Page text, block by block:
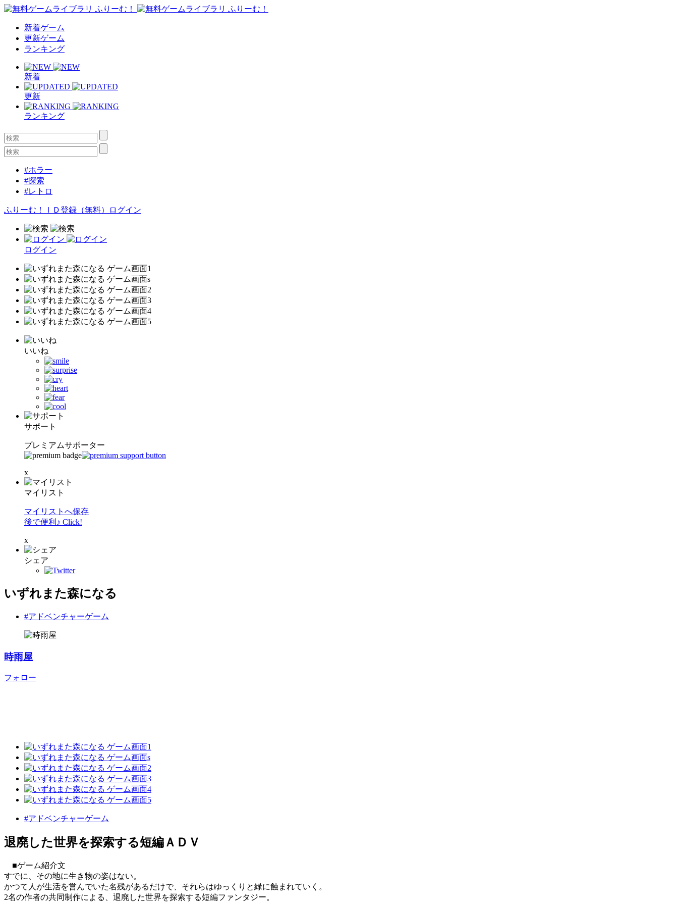
新着ゲーム
更新ゲーム
ランキング
新着
更新
ランキング
#ホラー
#探索
#レトロ
ふりーむ！ＩＤ登録（無料） ログイン
ログイン
いいね
サポート
プレミアムサポーター
x
マイリスト
マイリストへ保存
後で便利♪ Click!
x
シェア
いずれまた森になる
#アドベンチャーゲーム
時雨屋
フォロー
#アドベンチャーゲーム
退廃した世界を探索する短編ＡＤＶ
■ゲーム紹介文
すでに、その地に生き物の姿はない。
かつて人が生活を営んでいた名残があるだけで、それらはゆっくりと緑に蝕まれていく。
2名の作者の共同制作による、退廃した世界を探索する短編ファンタジー。